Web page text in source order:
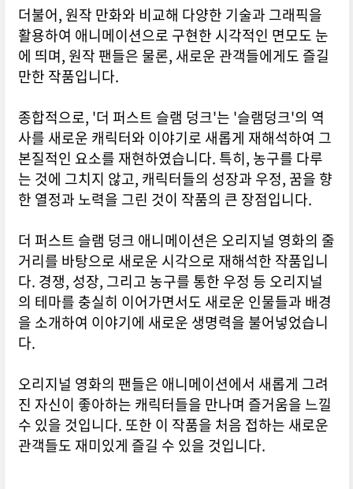
더불어, 원작 만화와 비교해 다양한 기술과 그래픽을
활용하여 애니메이션으로 구현한 시각적인 면모도 눈
에 띄며, 원작 팬들은 물론, 새로운 관객들에게도 즐길
만한 작품입니다.
종합적으로, '더 퍼스트 슬램 덩크'는 '슬램덩크'의 역
사를 새로운 캐릭터와 이야기로 새롭게 재해석하여 그
본질적인 요소를 재현하였습니다. 특히, 농구를 다루
는 것에 그치지 않고, 캐릭터들의 성장과 우정, 꿈을 향
한 열정과 노력을 그린 것이 작품의 큰 장점입니다.
더 퍼스트 슬램 덩크 애니메이션은 오리지널 영화의 줄
거리를 바탕으로 새로운 시각으로 재해석한 작품입니
다. 경쟁, 성장, 그리고 농구를 통한 우정 등 오리지널
의 테마를 충실히 이어가면서도 새로운 인물들과 배경
을 소개하여 이야기에 새로운 생명력을 불어넣었습니
다.
오리지널 영화의 팬들은 애니메이션에서 새롭게 그려
진 자신이 좋아하는 캐릭터들을 만나며 즐거움을 느낄
수 있을 것입니다. 또한 이 작품을 처음 접하는 새로운
관객들도 재미있게 즐길 수 있을 것입니다.